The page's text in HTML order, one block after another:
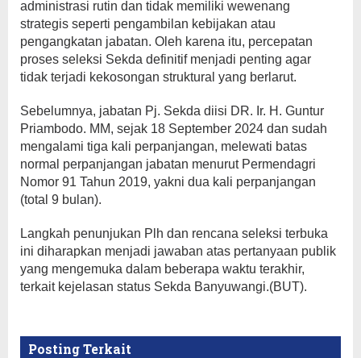
administrasi rutin dan tidak memiliki wewenang
strategis seperti pengambilan kebijakan atau
pengangkatan jabatan. Oleh karena itu, percepatan
proses seleksi Sekda definitif menjadi penting agar
tidak terjadi kekosongan struktural yang berlarut.
Sebelumnya, jabatan Pj. Sekda diisi DR. Ir. H. Guntur
Priambodo. MM, sejak 18 September 2024 dan sudah
mengalami tiga kali perpanjangan, melewati batas
normal perpanjangan jabatan menurut Permendagri
Nomor 91 Tahun 2019, yakni dua kali perpanjangan
(total 9 bulan).
Langkah penunjukan Plh dan rencana seleksi terbuka
ini diharapkan menjadi jawaban atas pertanyaan publik
yang mengemuka dalam beberapa waktu terakhir,
terkait kejelasan status Sekda Banyuwangi.(BUT).
Posting Terkait